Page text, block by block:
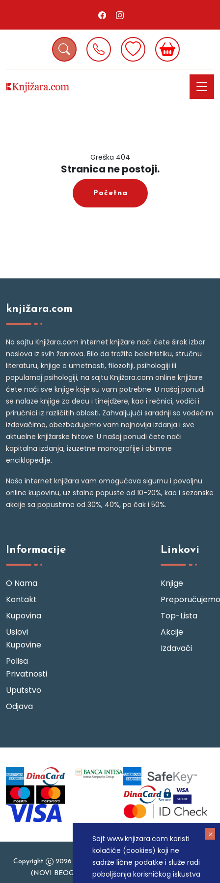
Sajt www.knjizara.com koristi
kolačiće (cookies) koji ne
sadrže lične podatke i služe radi
poboljšanja korisničkog iskustva
Greška 404
Stranica ne postoji.
Početna
knjižara.com
Na sajtu Knjižara.com internet knjižare naći ćete širok izbor
naslova iz svih žanrova. Bilo da tražite beletristiku, stručnu
literaturu, knjige o umetnosti, filozofiji, psihologiji ili
popularnoj psihologiji, na sajtu Knjižara.com online knjižare
ćete naći sve knjige koje su vam potrebne. U našoj ponudi
se nalaze knjige za decu i tinejdžere, kao i rečnici, vodiči i
priručnici iz različitih oblasti. Zahvaljujući saradnji sa vodećim
izdavačima, obezbeđujemo vam najnovija izdanja i sve
aktuelne knjižarske hitove. U našoj ponudi ćete naći
kapitalna izdanja, izuzetne monografije i obimne
enciklopedije.
Naša internet knjižara vam omogućava sigurnu i povoljnu
online kupovinu, uz stalne popuste od 10-20%, kao i sezonske
akcije sa popustima od 30%, 40%, pa čak i 50%.
Informacije
O Nama
Kontakt
Kupovina
Uslovi
Kupovine
Polisa
Privatnosti
Uputstvo
Odjava
Linkovi
Knjige
Preporučujemo
Top-Lista
Akcije
Izdavači
Copyright
2026 Knjizara.com - MAKART DOO BEOGRAD
(NOVI BEOGRAD), PIB: 105184104, MB: 20337524